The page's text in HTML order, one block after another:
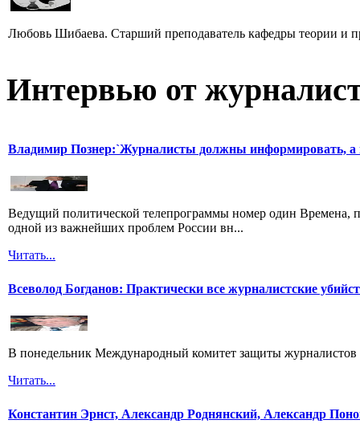
Любовь Шибаева. Старший преподаватель кафедры теории и
Интервью от
Владимир Познер:`Журналисты должны информировать, а
Ведущий политической телепрограммы номер один Времена,
одной из важнейших проблем России вн...
Читать...
Всеволод Богданов: Практически все журналистские
В понедельник Международный комитет защиты
Читать...
Константин Эрнст, Александр Роднянский, Александр